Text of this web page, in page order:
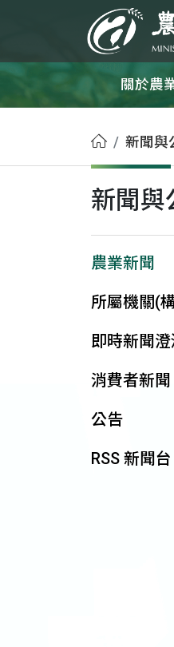
關於農
首頁新聞與
新聞與
農業新聞
所屬機關(
即時新聞澄
消費者新聞
公告
RSS 新聞台